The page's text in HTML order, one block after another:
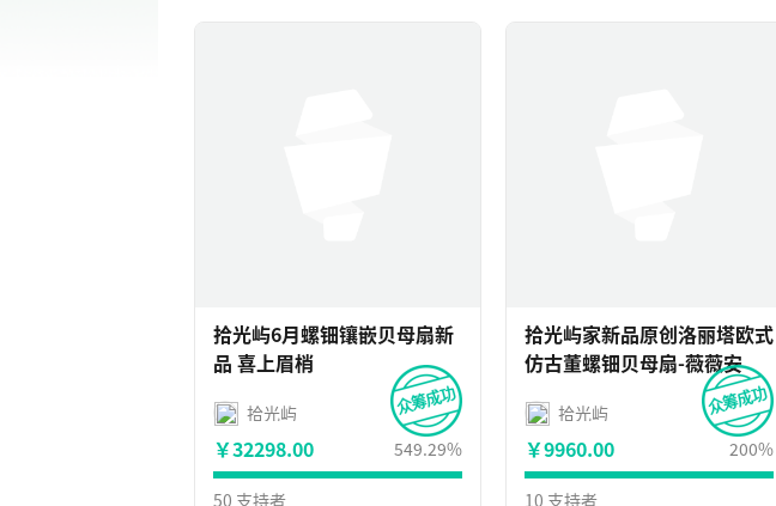
拾光屿6月螺钿镶嵌贝母扇新
品 喜上眉梢
拾光屿
￥32298.00 549.29%
50 支持者
拾光屿家新品原创洛丽塔欧式
仿古董螺钿贝母扇-薇薇安
拾光屿
￥9960.00 200%
10 支持者